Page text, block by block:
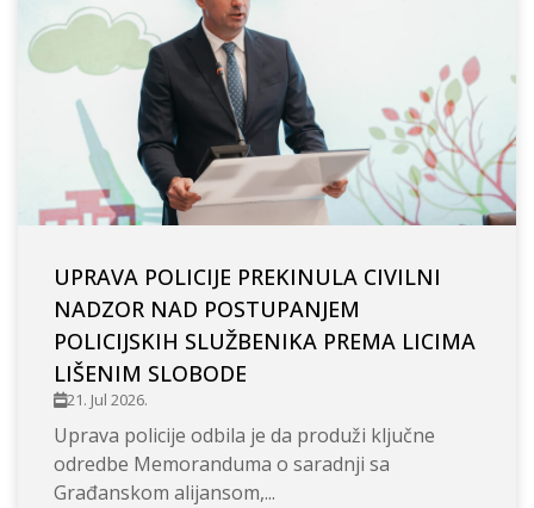
UPRAVA POLICIJE PREKINULA CIVILNI
NADZOR NAD POSTUPANJEM
POLICIJSKIH SLUŽBENIKA PREMA LICIMA
LIŠENIM SLOBODE
21. Jul 2026.
Uprava policije odbila je da produži ključne
odredbe Memoranduma o saradnji sa
Građanskom alijansom,...